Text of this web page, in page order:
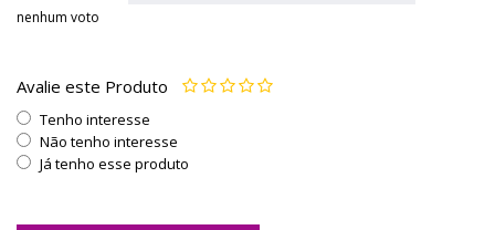
nenhum voto
Avalie este Produto
Tenho interesse
Não tenho interesse
Já tenho esse produto